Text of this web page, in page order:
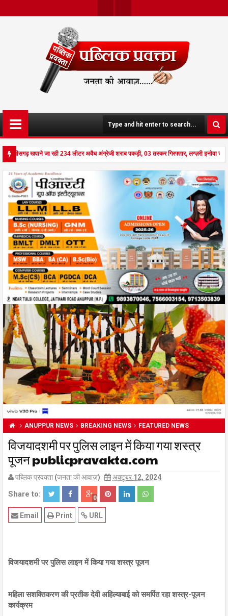
Ter
Boo
K
खपाने जा रही 234 लीटर अवैध अंग्रेजी शराब पकड़ी, 03 तस्कर गिरफ्तार, लग्ज़री इनोवा
दहला अनूपपुर - घर पर किसान व नौकरानी का मिला रक्तरंजित शव, पत्नी गंभीर घायल में मेडिकल रेफर
ANUPPUR NEWS BREAKING NEWS FEATURED NEWS
विजयादशमी पर पुलिस लाइन में किया गया शस्त्र
पूजन publicpravakta.com
पब्लिक प्रवक्ता (जनता की आवाज़) अक्टूबर 12, 2024
Share to: 0
URL
Print
Email
विजयादशमी पर पुलिस लाइन में किया गया शस्त्र पूजन
महिला सशक्तिकरण की प्रतीक देवी अहिल्याबाई को समर्पित रहा शस्त्र-पूजन
कार्यक्रम